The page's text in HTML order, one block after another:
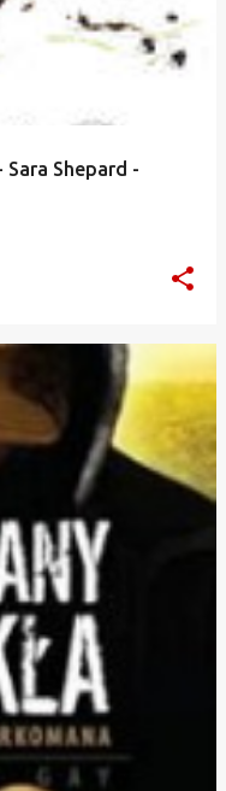
Shepard -